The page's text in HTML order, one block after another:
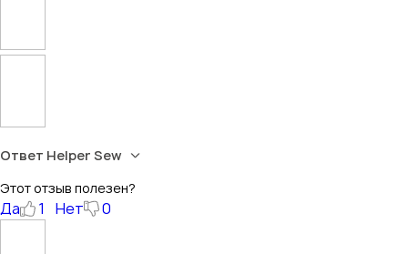
Ответ Helper Sew
Этот отзыв полезен?
Да 1 Нет 0